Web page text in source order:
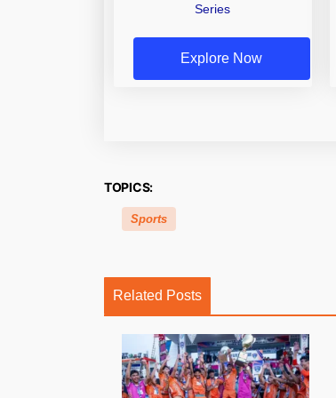
Series
Explore Now
TOPICS:
Sports
Related Posts